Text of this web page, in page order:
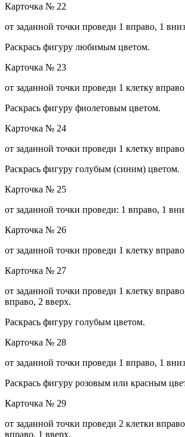
Карточка № 22
от заданной точки проведи 1 вправо, 1
Раскрась фигуру любимым цветом.
Карточка № 23
от заданной точки проведи 1 клетку
Раскрась фигуру фиолетовым цветом.
Карточка № 24
от заданной точки проведи 1 клетку
Раскрась фигуру голубым (синим) цветом.
Карточка № 25
от заданной точки проведи: 1 вправо, 1
Карточка № 26
от заданной точки проведи 1 клетку
Карточка № 27
от заданной точки проведи 1 клетку
вправо, 2 вверх.
Раскрась фигуру голубым цветом.
Карточка № 28
от заданной точки проведи 1 вправо, 1
Раскрась фигуру розовым или красным
Карточка № 29
от заданной точки проведи 2 клетки
вправо, 1 вверх.